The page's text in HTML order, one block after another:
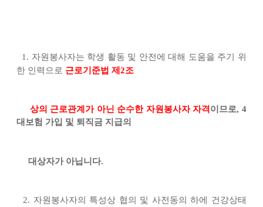
1. 자원봉사자는 학생 활동 및 안전에 대해 도움을 주기 위
한 인력으로 근로기준법 제 2조
상의 근로관계가 아닌 순수한 자원봉사자 자격이므로, 4
대보험 가입 및 퇴직금 지급의
대상자가 아닙니다.
2. 자원봉사자의 특성상 협의 및 사전동의 하에 건강상태